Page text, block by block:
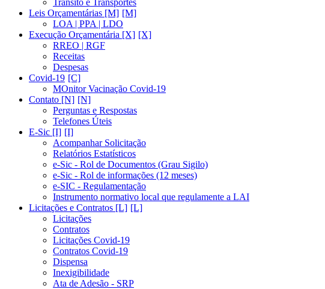
Trânsito e Transportes
Leis Orçamentárias [M]
LOA | PPA | LDO
Execução Orçamentária [X]
RREO | RGF
Receitas
Despesas
Covid-19
MOnitor Vacinação Covid-19
Contato [N]
Perguntas e Respostas
Telefones Úteis
E-Sic [I]
Acompanhar Solicitação
Relatórios Estatísticos
e-Sic - Rol de Documentos (Grau Sigilo)
e-Sic - Rol de informações (12 meses)
e-SIC - Regulamentação
Instrumento normativo local que regulamente a LAI
Licitações e Contratos [L]
Licitações
Contratos
Licitações Covid-19
Contratos Covid-19
Dispensa
Inexigibilidade
Ata de Adesão - SRP